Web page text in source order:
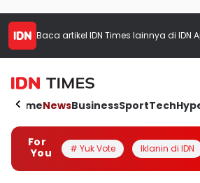
Baca artikel IDN Times lainnya di IDN
HomeNewsBusinessSportTech
For
You
# Yuk Vote Iklanin di IDN